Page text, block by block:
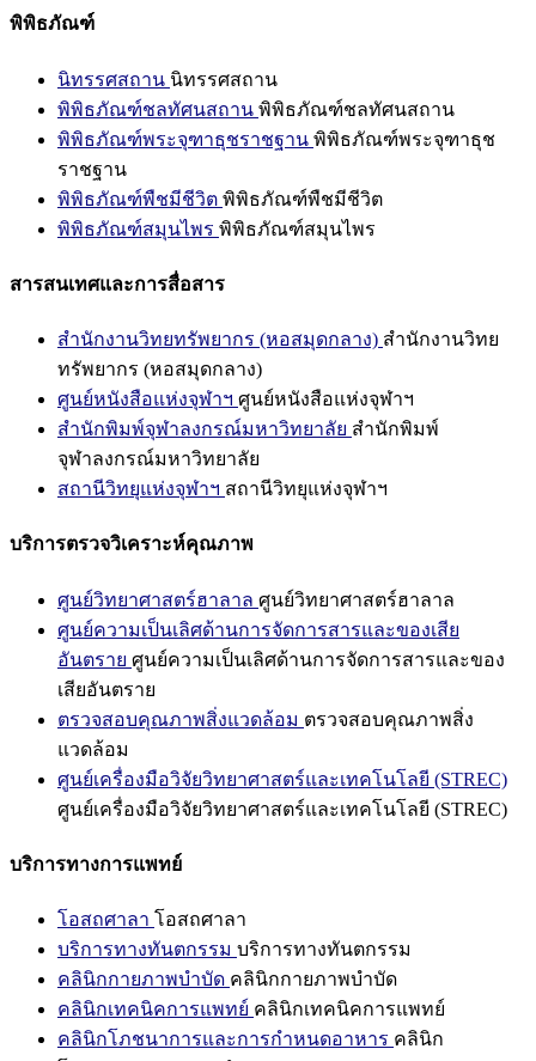
พิพิธภัณฑ์
นิทรรศสถาน นิทรรศสถาน
พิพิธภัณฑ์ชลทัศนสถาน พิพิธภัณฑ์ชลทัศนสถาน
พิพิธภัณฑ์พระจุฑาธุชราชฐาน พิพิธภัณฑ์พระจุฑาธุช
ราชฐาน
พิพิธภัณฑ์พืชมีชีวิต พิพิธภัณฑ์พืชมีชีวิต
พิพิธภัณฑ์สมุนไพร พิพิธภัณฑ์สมุนไพร
สารสนเทศและการสื่อสาร
สำนักงานวิทยทรัพยากร (หอสมุดกลาง) สำนักงานวิทย
ทรัพยากร (หอสมุดกลาง)
ศูนย์หนังสือแห่งจุฬาฯ ศูนย์หนังสือแห่งจุฬาฯ
สำนักพิมพ์จุฬาลงกรณ์มหาวิทยาลัย สำนักพิมพ์
จุฬาลงกรณ์มหาวิทยาลัย
สถานีวิทยุแห่งจุฬาฯ สถานีวิทยุแห่งจุฬาฯ
บริการตรวจวิเคราะห์คุณภาพ
ศูนย์วิทยาศาสตร์ฮาลาล ศูนย์วิทยาศาสตร์ฮาลาล
ศูนย์ความเป็นเลิศด้านการจัดการสารและของเสีย
อันตราย ศูนย์ความเป็นเลิศด้านการจัดการสารและของ
เสียอันตราย
ตรวจสอบคุณภาพสิ่งแวดล้อม ตรวจสอบคุณภาพสิ่ง
แวดล้อม
ศูนย์เครื่องมือวิจัยวิทยาศาสตร์และเทคโนโลยี (STREC)
ศูนย์เครื่องมือวิจัยวิทยาศาสตร์และเทคโนโลยี (STREC)
บริการทางการแพทย์
โอสถศาลา โอสถศาลา
บริการทางทันตกรรม บริการทางทันตกรรม
คลินิกกายภาพบำบัด คลินิกกายภาพบำบัด
คลินิกเทคนิคการแพทย์ คลินิกเทคนิคการแพทย์
คลินิกโภชนาการและการกำหนดอาหาร คลินิก